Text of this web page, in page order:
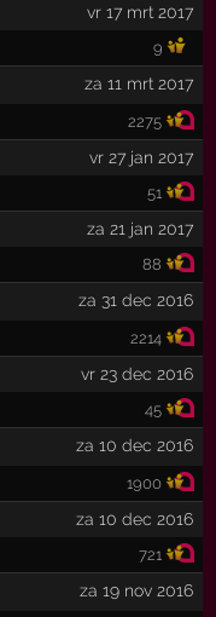
vr 17 mrt 2017
9
za 11 mrt 2017
2275
vr 27 jan 2017
51
za 21 jan 2017
88
za 31 dec 2016
2214
vr 23 dec 2016
45
za 10 dec 2016
1900
za 10 dec 2016
721
za 19 nov 2016